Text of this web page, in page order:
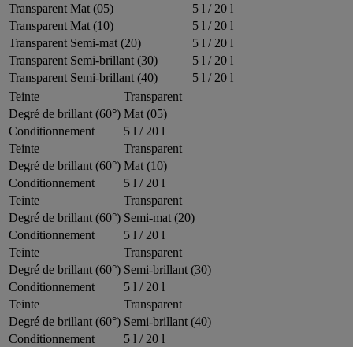
Transparent Mat (05)
5 l / 20 l
Transparent Mat (10)
5 l / 20 l
Transparent Semi-mat (20)
5 l / 20 l
Transparent Semi-brillant (30)
5 l / 20 l
Transparent Semi-brillant (40)
5 l / 20 l
Teinte
Transparent
Degré de brillant (60°) Mat (05)
Conditionnement
5 l / 20 l
Teinte
Transparent
Degré de brillant (60°) Mat (10)
Conditionnement
5 l / 20 l
Teinte
Transparent
Degré de brillant (60°) Semi-mat (20)
Conditionnement
5 l / 20 l
Teinte
Transparent
Degré de brillant (60°) Semi-brillant (30)
Conditionnement
5 l / 20 l
Teinte
Transparent
Degré de brillant (60°) Semi-brillant (40)
Conditionnement
5 l / 20 l